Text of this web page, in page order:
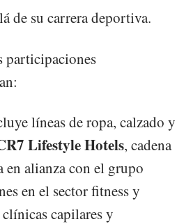
de su carrera deportiva.
participaciones
líneas de ropa, calzado y
Lifestyle Hotels, cadena
en alianza con el grupo
en el sector fitness y
capilares y